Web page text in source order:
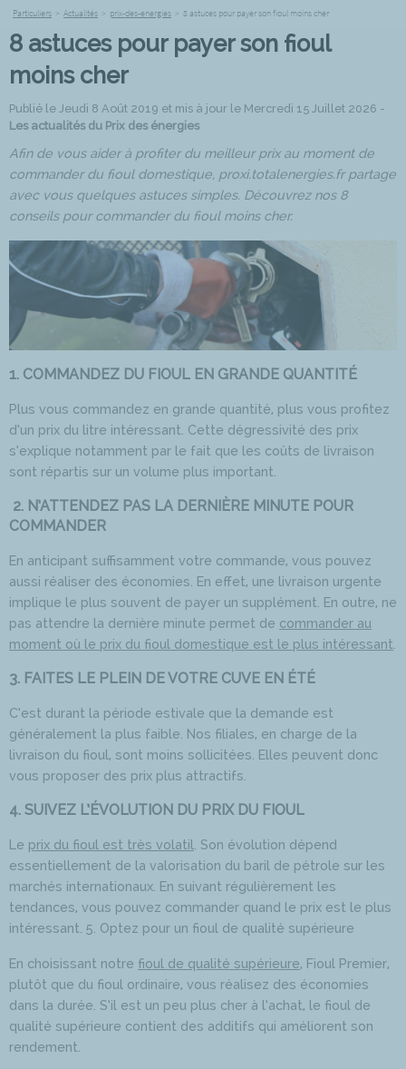
Particuliers > Actualités > prix-des-energies > 8 astuces pour payer son fioul moins cher
8 astuces pour payer son fioul
moins cher
Publié le Jeudi 8 Août 2019 et mis à jour le Mercredi 15 Juillet 2026 -
Les actualités du Prix des énergies
Afin de vous aider à profiter du meilleur prix au moment de
commander du fioul domestique, proxi.totalenergies.fr partage
avec vous quelques astuces simples. Découvrez nos 8
conseils pour commander du fioul moins cher.
1. COMMANDEZ DU FIOUL EN GRANDE QUANTITÉ
Plus vous commandez en grande quantité, plus vous profitez
d’un prix du litre intéressant. Cette dégressivité des prix
s’explique notamment par le fait que les coûts de livraison
sont répartis sur un volume plus important.
2. N’ATTENDEZ PAS LA DERNIÈRE MINUTE POUR
COMMANDER
En anticipant suffisamment votre commande, vous pouvez
aussi réaliser des économies. En effet, une livraison urgente
implique le plus souvent de payer un supplément. En outre, ne
pas attendre la dernière minute permet de commander au
moment où le prix du fioul domestique est le plus intéressant
3. FAITES LE PLEIN DE VOTRE CUVE EN ÉTÉ
C’est durant la période estivale que la demande est
généralement la plus faible. Nos filiales, en charge de la
livraison du fioul, sont moins sollicitées. Elles peuvent donc
vous proposer des prix plus attractifs.
4. SUIVEZ L’ÉVOLUTION DU PRIX DU FIOUL
Le prix du fioul est très volatil . Son évolution dépend
essentiellement de la valorisation du baril de pétrole sur les
marchés internationaux. En suivant régulièrement les
tendances, vous pouvez commander quand le prix est le plus
intéressant. 5. Optez pour un fioul de qualité supérieure
En choisissant notre fioul de qualité supérieure, Fioul Premier,
plutôt que du fioul ordinaire, vous réalisez des économies
dans la durée. S’il est un peu plus cher à l’achat, le fioul de
qualité supérieure contient des additifs qui améliorent son
rendement.